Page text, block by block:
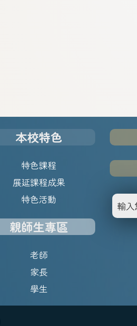
本校特色
特色課程
展延課程成果
特色活動
親師生專區
老師
家長
學生